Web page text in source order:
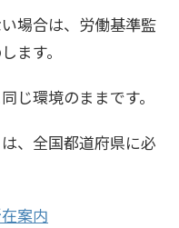
場合は、労働基準監
ます。
じ環境のままです。
、全国都道府県に必
案内